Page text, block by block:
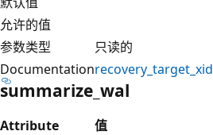
允许的值
参数类型
只读的
Documentationrecovery_target_xid
summarize_wal
Attribute
值